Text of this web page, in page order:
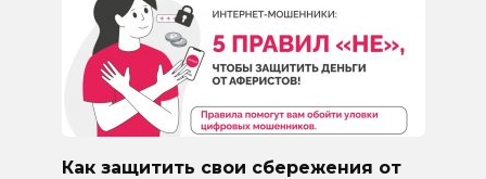
Как защитить свои сбережения от